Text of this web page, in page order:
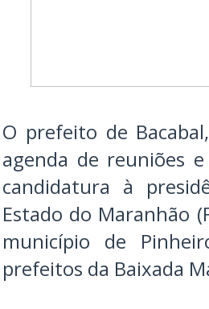
O prefeito de
agenda de reuniões
candidatura à
Estado do Maranhão
município de
prefeitos da Baixada